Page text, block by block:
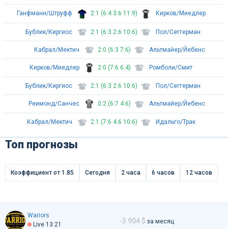
Ганфманн/Штруфф 2:1 (6:4 3:6 11:9) Кирков/Миедлер
Бублик/Киргиос 2:1 (6:3 2:6 10:6) Пол/Сеггерман
Кабрал/Мектич 2:0 (6:3 7:6) Альтмайер/Йебенс
Кирков/Миедлер 2:0 (7:6 6:4) Ромболи/Смит
Бублик/Киргиос 2:1 (6:3 2:6 10:6) Пол/Сеггерман
Реимонд/Санчес 0:2 (6:7 4:6) Альтмайер/Йебенс
Кабрал/Мектич 2:1 (7:6 4:6 10:6) Идальго/Трак
Топ прогнозы
Коэффициент от 1.85 Сегодня 2 часа 6 часов 12 часов
Wariors
Live 13:21
-3 904 $ за месяц